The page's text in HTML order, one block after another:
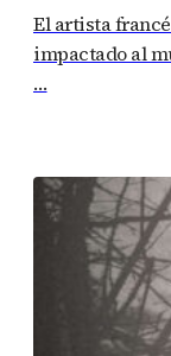
El artista
impactado al
…